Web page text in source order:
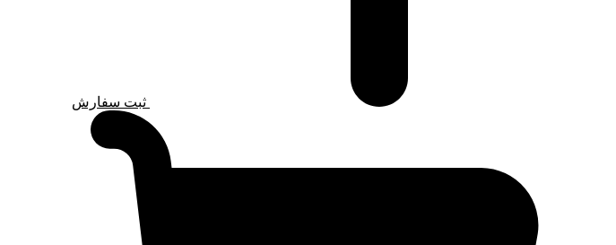
ثبت سفارش